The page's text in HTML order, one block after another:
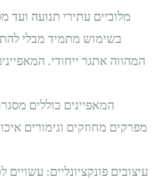
מלוביים עתירי תנועה ועד
בשימוש מתמיד מבלי
המהווה אתגר ייחודי.
המאפיינים כוללים
מפרקים מחוזקים וגימורים
עיצובים פונקציונליים: עשויים